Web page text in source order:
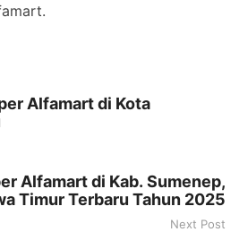
Alfamart di Kota
Alfamart di Kab. Sumenep,
Timur Terbaru Tahun 2025
Next Post